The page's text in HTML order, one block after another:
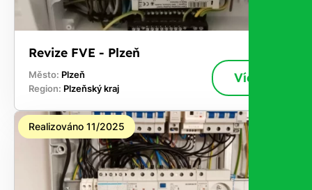
Revize FVE - Plzeň
Město: Plzeň
Region: Plzeňský kraj
Více
Realizováno 11/2025